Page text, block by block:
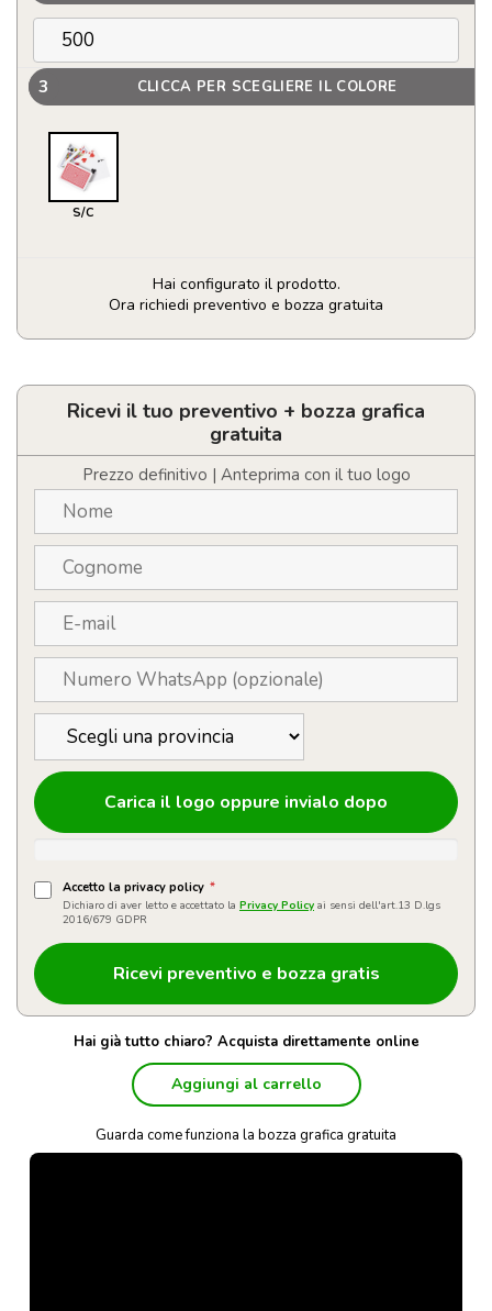
3 CLICCA PER SCEGLIERE IL COLORE
S/C
Hai configurato il prodotto.
Ora richiedi preventivo e bozza gratuita
Carte
Picas
quantitàRicevi il tuo preventivo + bozza grafica
gratuita
Prezzo definitivo | Anteprima con il tuo logo
Carica il logo oppure invialo dopo
Accetto la privacy policy *
Dichiaro di aver letto e accettato la Privacy Policy ai sensi dell'art.13 D.lgs
2016/679 GDPR
Hai già tutto chiaro? Acquista direttamente online
Aggiungi al carrello
Guarda come funziona la bozza grafica gratuita